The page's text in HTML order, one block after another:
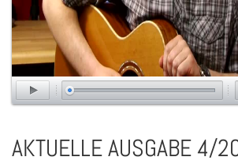
AKTUELLE AUSGABE 4/